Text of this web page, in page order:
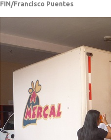
FIN/Francisco Puentes